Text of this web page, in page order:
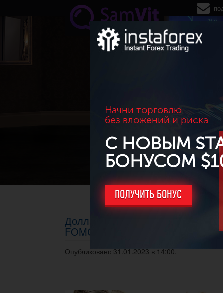
Перейти к основному содержанию
Начни торговлю
без вложений и риска
С НОВЫМ
БОНУСОМ
ПОЛУЧИТЬ БОНУС
Доллар растет перед
FOMC
Опубликовано 31.01.2023 в 14:00.